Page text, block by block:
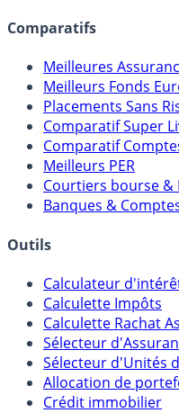
Comparatifs
Meilleures
Meilleurs Fonds
Placements Sans
Comparatif Super
Comparatif
Meilleurs PER
Courtiers bourse &
Banques &
Outils
Calculateur
Calculette Impôts
Calculette Rachat
Sélecteur
Sélecteur d'Unités
Allocation de
Crédit immobilier